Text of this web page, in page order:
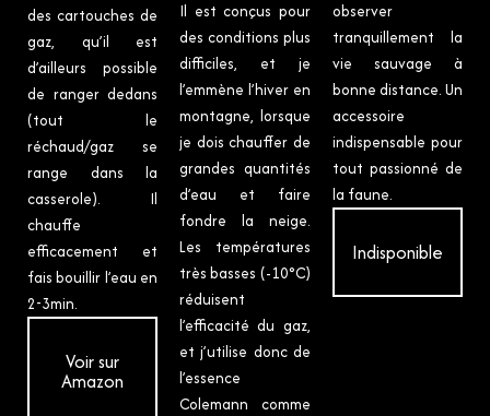
des cartouches de
gaz, qu’il est
d’ailleurs possible
de ranger dedans
(tout le
réchaud/gaz se
range dans la
casserole). Il
chauffe
efficacement et
fais bouillir l’eau en
2-3min.
Voir sur
Amazon
Il est conçus pour
des conditions plus
difficiles, et je
l’emmène l’hiver en
montagne, lorsque
je dois chauffer de
grandes quantités
d’eau et faire
fondre la neige.
Les températures
très basses (-10°C)
réduisent
l’efficacité du gaz,
et j’utilise donc de
l’essence
Colemann comme
observer
tranquillement la
vie sauvage à
bonne distance. Un
accessoire
indispensable pour
tout passionné de
la faune.
Indisponible